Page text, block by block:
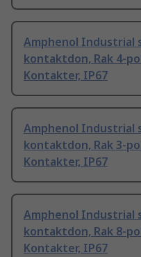
Amphenol Industrial
kontaktdon, Rak 4-
Kontakter, IP67
Amphenol Industrial
kontaktdon, Rak 3-
Kontakter, IP67
Amphenol Industrial
kontaktdon, Rak 8-
Kontakter, IP67